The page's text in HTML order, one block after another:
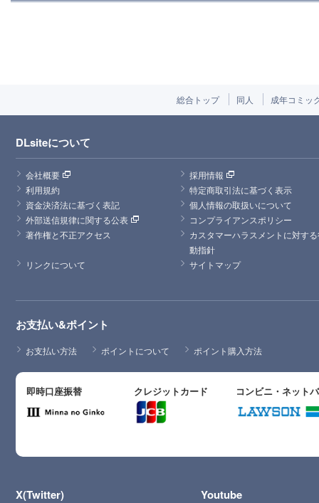
総合トップ 同人 成年コミッ
DLsiteについて
会社概要
採用情報
利用規約
特定商取引法に基づく表示
資金決済法に基づく表記
個人情報の取扱いについて
外部送信規律に関する公表
コンプライアンスポリシー
著作権と不正アクセス
カスタマーハラスメントに対す
動指針
リンクについて
サイトマップ
お支払い&ポイント
お支払い方法 ポイントについて ポイント購入方法
即時口座振替 クレジットカード コンビニ・ネット
X(Twitter) Youtube